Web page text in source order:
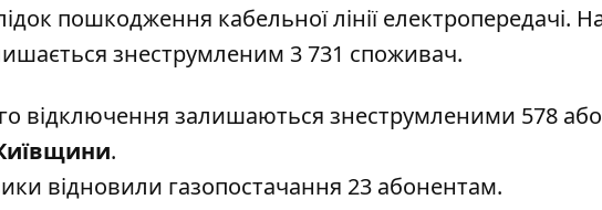
пошкодження кабельної лінії електропередачі.
знеструмленим 3 731 споживач.
відключення залишаються знеструмленими 578
.
відновили газопостачання 23 абонентам.